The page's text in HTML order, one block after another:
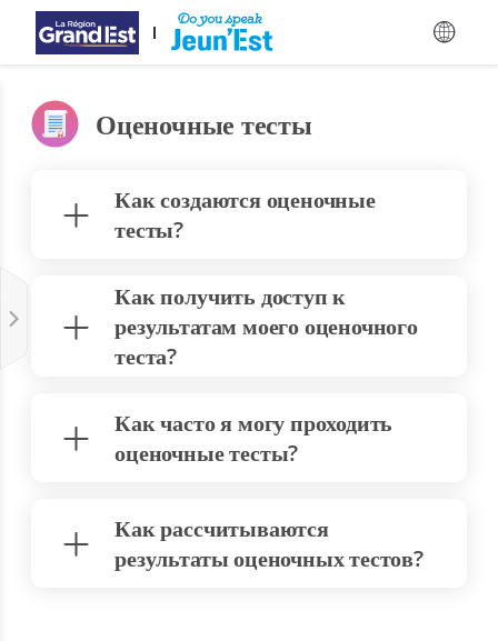
Перейти к основному содержанию
Оценочные тесты
Как создаются оценочные
тесты?
Как получить доступ к
результатам моего оценочного
теста?
Как часто я могу проходить
оценочные тесты?
Как рассчитываются
результаты оценочных тестов?